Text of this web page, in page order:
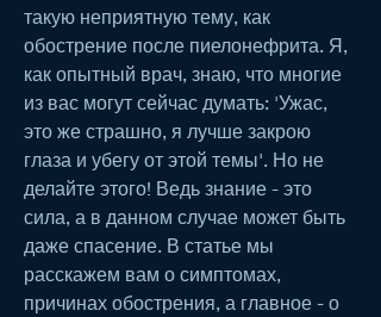
такую неприятную тему, как
обострение после пиелонефрита. Я,
как опытный врач, знаю, что многие
из вас могут сейчас думать: 'Ужас,
это же страшно, я лучше закрою
глаза и убегу от этой темы'. Но не
делайте этого! Ведь знание - это
сила, а в данном случае может быть
даже спасение. В статье мы
расскажем вам о симптомах,
причинах обострения, а главное - о